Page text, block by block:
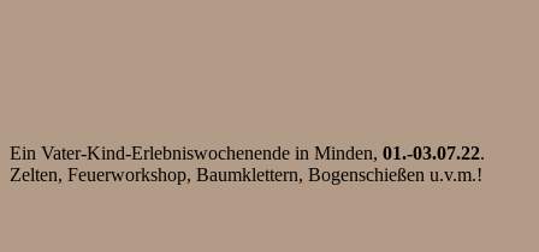
Ein Vater-Kind-Erlebniswochenende in Minden, 01.-03.07.22.
Zelten, Feuerworkshop, Baumklettern, Bogenschießen u.v.m.!